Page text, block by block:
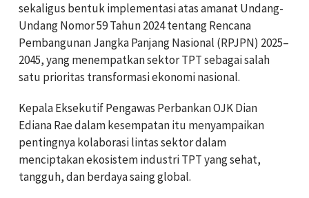
sekaligus bentuk implementasi atas amanat Undang-
Undang Nomor 59 Tahun 2024 tentang Rencana
Pembangunan Jangka Panjang Nasional (RPJPN) 2025–
2045, yang menempatkan sektor TPT sebagai salah
satu prioritas transformasi ekonomi nasional.
Kepala Eksekutif Pengawas Perbankan OJK Dian
Ediana Rae dalam kesempatan itu menyampaikan
pentingnya kolaborasi lintas sektor dalam
menciptakan ekosistem industri TPT yang sehat,
tangguh, dan berdaya saing global.